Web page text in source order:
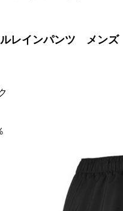
レインパンツ メンズ